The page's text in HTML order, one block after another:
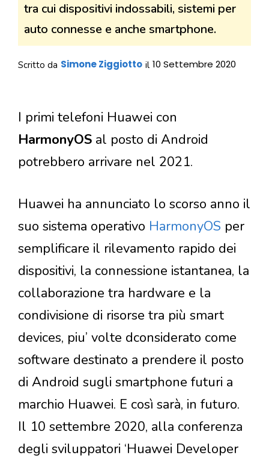
tra cui dispositivi indossabili, sistemi per
auto connesse e anche smartphone.
Scritto da Simone Ziggiotto il 10 Settembre 2020
I primi telefoni Huawei con
HarmonyOS al posto di Android
potrebbero arrivare nel 2021.
Huawei ha annunciato lo scorso anno il
suo sistema operativo HarmonyOS per
semplificare il rilevamento rapido dei
dispositivi, la connessione istantanea, la
collaborazione tra hardware e la
condivisione di risorse tra più smart
devices, piu’ volte dconsiderato come
software destinato a prendere il posto
di Android sugli smartphone futuri a
marchio Huawei. E così sarà, in futuro.
Il 10 settembre 2020, alla conferenza
degli sviluppatori ‘Huawei Developer